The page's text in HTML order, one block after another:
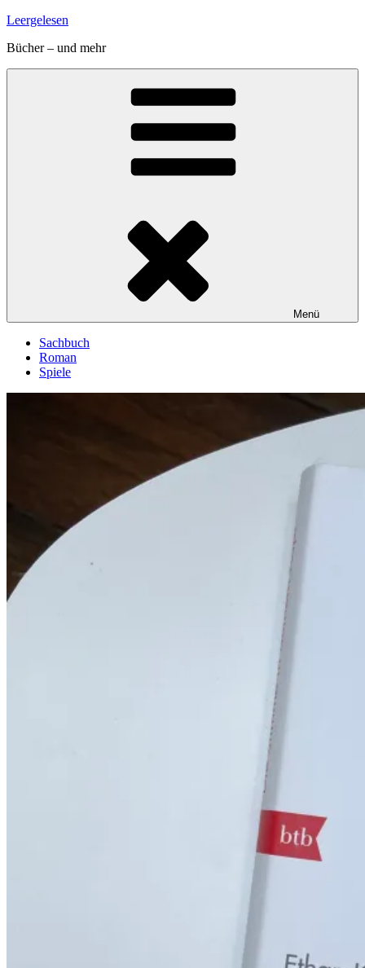
Zum
springen
Leergelesen
Bücher – und mehr
Menü
Sachbuch
Roman
Spiele